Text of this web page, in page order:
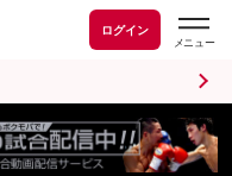
ログイン